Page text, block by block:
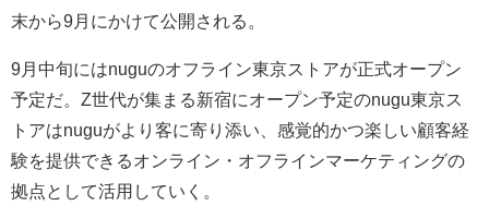
末から9月にかけて公開される。
9月中旬にはnuguのオフライン東京ストアが正式オープン
予定だ。Z世代が集まる新宿にオープン予定のnugu東京ス
トアはnuguがより客に寄り添い、感覚的かつ楽しい顧客経
験を提供できるオンライン・オフラインマーケティングの
拠点として活用していく。